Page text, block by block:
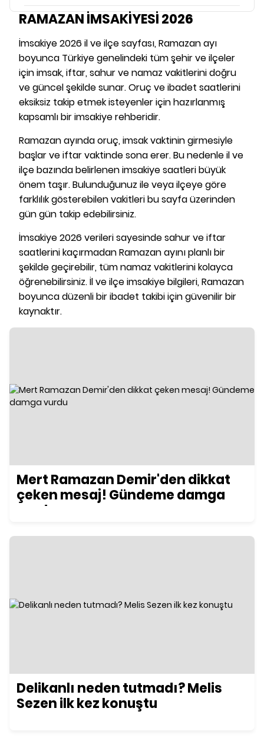
RAMAZAN İMSAKİYESİ 2026
İmsakiye 2026 il ve ilçe sayfası, Ramazan ayı
boyunca Türkiye genelindeki tüm şehir ve ilçeler
için imsak, iftar, sahur ve namaz vakitlerini doğru
ve güncel şekilde sunar. Oruç ve ibadet saatlerini
eksiksiz takip etmek isteyenler için hazırlanmış
kapsamlı bir imsakiye rehberidir.
Ramazan ayında oruç, imsak vaktinin girmesiyle
başlar ve iftar vaktinde sona erer. Bu nedenle il ve
ilçe bazında belirlenen imsakiye saatleri büyük
önem taşır. Bulunduğunuz ile veya ilçeye göre
farklılık gösterebilen vakitleri bu sayfa üzerinden
gün gün takip edebilirsiniz.
İmsakiye 2026 verileri sayesinde sahur ve iftar
saatlerini kaçırmadan Ramazan ayını planlı bir
şekilde geçirebilir, tüm namaz vakitlerini kolayca
öğrenebilirsiniz. İl ve ilçe imsakiye bilgileri, Ramazan
boyunca düzenli bir ibadet takibi için güvenilir bir
kaynaktır.
Mert Ramazan Demir'den dikkat
çeken mesaj! Gündeme damga
vurdu
Delikanlı neden tutmadı? Melis
Sezen ilk kez konuştu